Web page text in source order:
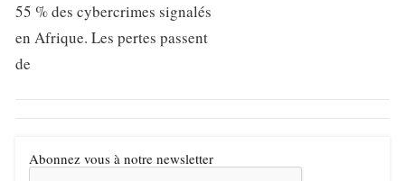
55 % des cybercrimes signalés
en Afrique. Les pertes passent
de
Abonnez vous à notre newsletter